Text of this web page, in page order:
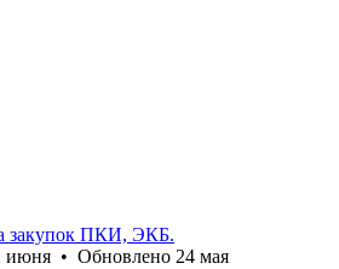
закупок ПКИ, ЭКБ.
июня • Обновлено 24 мая